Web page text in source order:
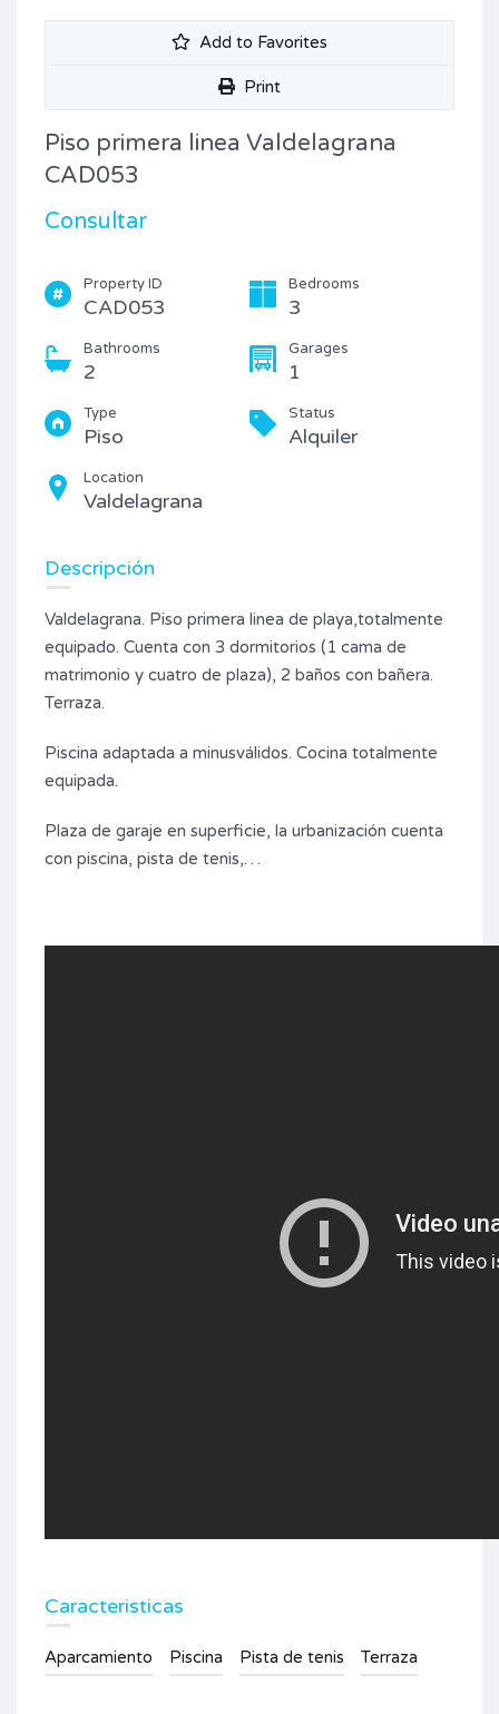
Add to Favorites
Print
Piso primera linea Valdelagrana
CAD053
Consultar
Property ID
CAD053
Bedrooms
3
Bathrooms
2
Garages
1
Type
Piso
Status
Alquiler
Location
Valdelagrana
Descripción
Valdelagrana. Piso primera linea de playa,totalmente
equipado. Cuenta con 3 dormitorios (1 cama de
matrimonio y cuatro de plaza), 2 baños con bañera.
Terraza.
Piscina adaptada a minusválidos. Cocina totalmente
equipada.
Plaza de garaje en superficie, la urbanización cuenta
con piscina, pista de tenis,…
Caracteristicas
Aparcamiento Piscina Pista de tenis Terraza